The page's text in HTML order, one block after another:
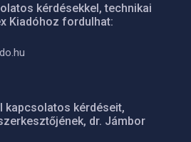
kérdésekkel, technikai
Kiadóhoz fordulhat:
kapcsolatos kérdéseit,
dr. Jámbor